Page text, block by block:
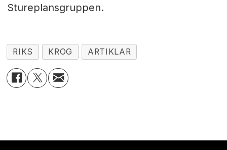
Stureplansgruppen.
RIKS KROG ARTIKLAR